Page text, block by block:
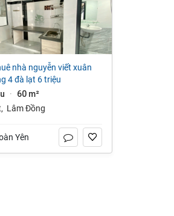
4 đà lạt 6 triệu
· 60 m²
, Lâm Đồng
Yên